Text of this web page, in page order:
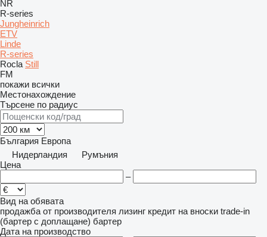
NR
R-series
Jungheinrich
ETV
Linde
R-series
Rocla Still
FM
покажи всички
Местонахождение
Търсене по радиус
България Европа
Нидерландия
Румъния
Цена
–
Вид на обявата
продажба от производителя лизинг кредит на вноски trade-in
(бартер с доплащане) бартер
Дата на производство